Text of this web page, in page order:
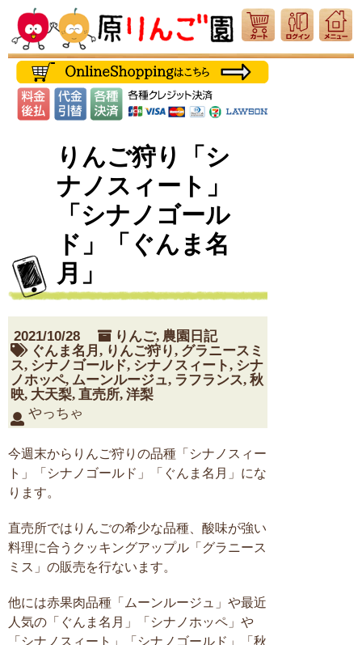
りんご狩り「シ
ナノスィート」
「シナノゴール
ド」「ぐんま名
月」
2021/10/28 りんご, 農園日記
ぐんま名月 , りんご狩り, グラニースミ
ス, シナノゴールド, シナノスィート, シナ
ノホッペ, ムーンルージュ, ラフランス, 秋
映, 大天梨, 直売所, 洋梨
やっちゃ
今週末からりんご狩りの品種「シナノスィー
ト」「シナノゴールド」「ぐんま名月」にな
ります。
直売所ではりんごの希少な品種、酸味が強い
料理に合うクッキングアップル「グラニース
ミス」の販売を行ないます。
他には赤果肉品種「ムーンルージュ」や最近
人気の「ぐんま名月」「シナノホッペ」や
「シナノスィート」「シナノゴールド」「秋